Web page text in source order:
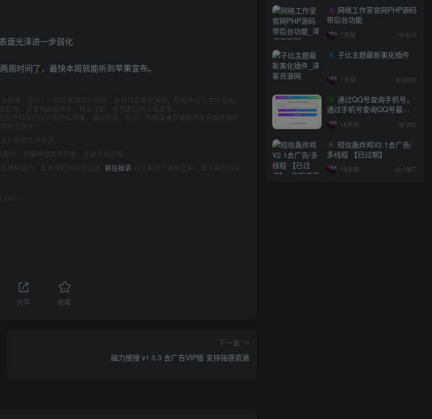
面光泽进一步弱化
时间了，最快本周就能听到苹果宣布。
途，否则，一切后果请用户自负。本站信息来自网络，版权争议与本站无关。
序，请支持正版软件，购买注册，得到更好的正版服务。
件内含的设计思想和原理，通过安装、显示、传输或者存储软件等方式使用软
研究软件!
户提供优资资源。
除。如需体验更多乐趣，还请支持正版。
他利益的，若有侵犯你的权益请: 前往投诉 站长会进行审查之后，情况属实的会
END
分享 收藏
下一篇
磁力搜搜 v1.0.3 去广告VIP版 支持铭感资源
3
网络工作室官网PHP源码
带后台功能
7天前 410
4 子比主题最新美化插件
7天前 2332
5 通过QQ号查询手机号，
通过手机号查询QQ号最新
网站源码
15天前 352
6 短信轰炸鸡V2.1去广告/
多线程 【已过期】
19天前 1967